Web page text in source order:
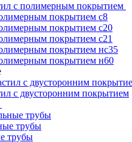
с полимерным покрытием
покрытием с8
покрытием с20
покрытием с21
покрытием нс35
покрытием н60
с двусторонним покрытием
трубы